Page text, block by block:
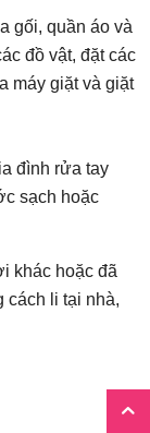
gối, quần áo và
đồ vật, đặt các
máy giặt và giặt
đình rửa tay
sạch hoặc
khác hoặc đã
cách li tại nhà,